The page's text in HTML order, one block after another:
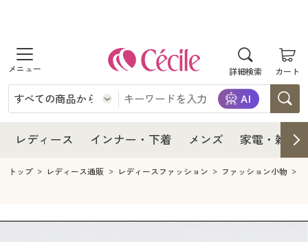
詳細検索 カート
商品を探す
レディース
レディースファッション
インナー・下着
インナー・下着通販すべて
メンズ
レディース インナー・下着 メンズ 家電・雑貨
レディース
レディース通販すべて
レディースファッション
インナー・下着
インナー・下着通販すべて
メンズ
トップ レディース通販 レディースファッション ファッション小物